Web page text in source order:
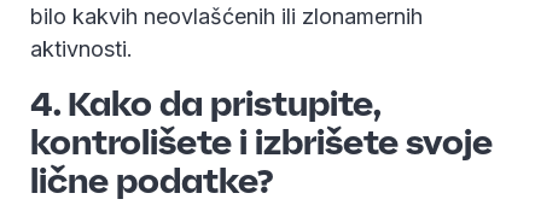
bilo kakvih neovlašćenih ili zlonamernih
aktivnosti.
4. Kako da pristupite,
kontrolišete i izbrišete svoje
lične podatke?